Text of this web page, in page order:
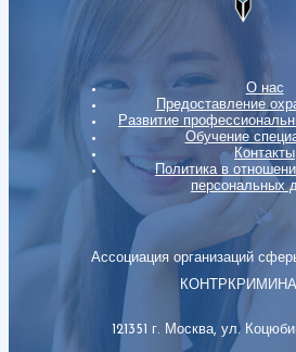
О нас
Предоставление
Развитие
Обучение
Контакты
Политика в
персональных
Ассоциация организаций
121351 г. Москва, ул.